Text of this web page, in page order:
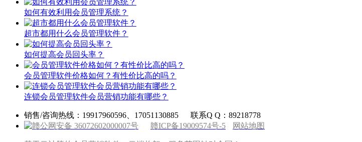
如何有效利用会员管理系统？
超市都用什么会员管理软件？
如何提高会员回头率？
会员管理软件价格如何？有性价比高的吗？
连锁会员管理软件会员营销功能有哪些？
销售/咨询热线：19917960596、17051130885
联系Q Q：89218778
赣公网安备 36072602000007号
赣ICP备19009574号-5 网站地图